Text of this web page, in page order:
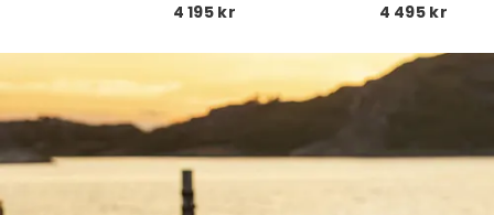
4 195 kr 4 495 kr